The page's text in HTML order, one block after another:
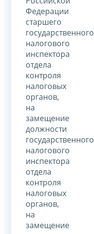
Федерации
старшего
государственного
налогового
инспектора
отдела
контроля
налоговых
органов,
на
замещение
должности
государственного
налогового
инспектора
отдела
контроля
налоговых
органов,
на
замещение